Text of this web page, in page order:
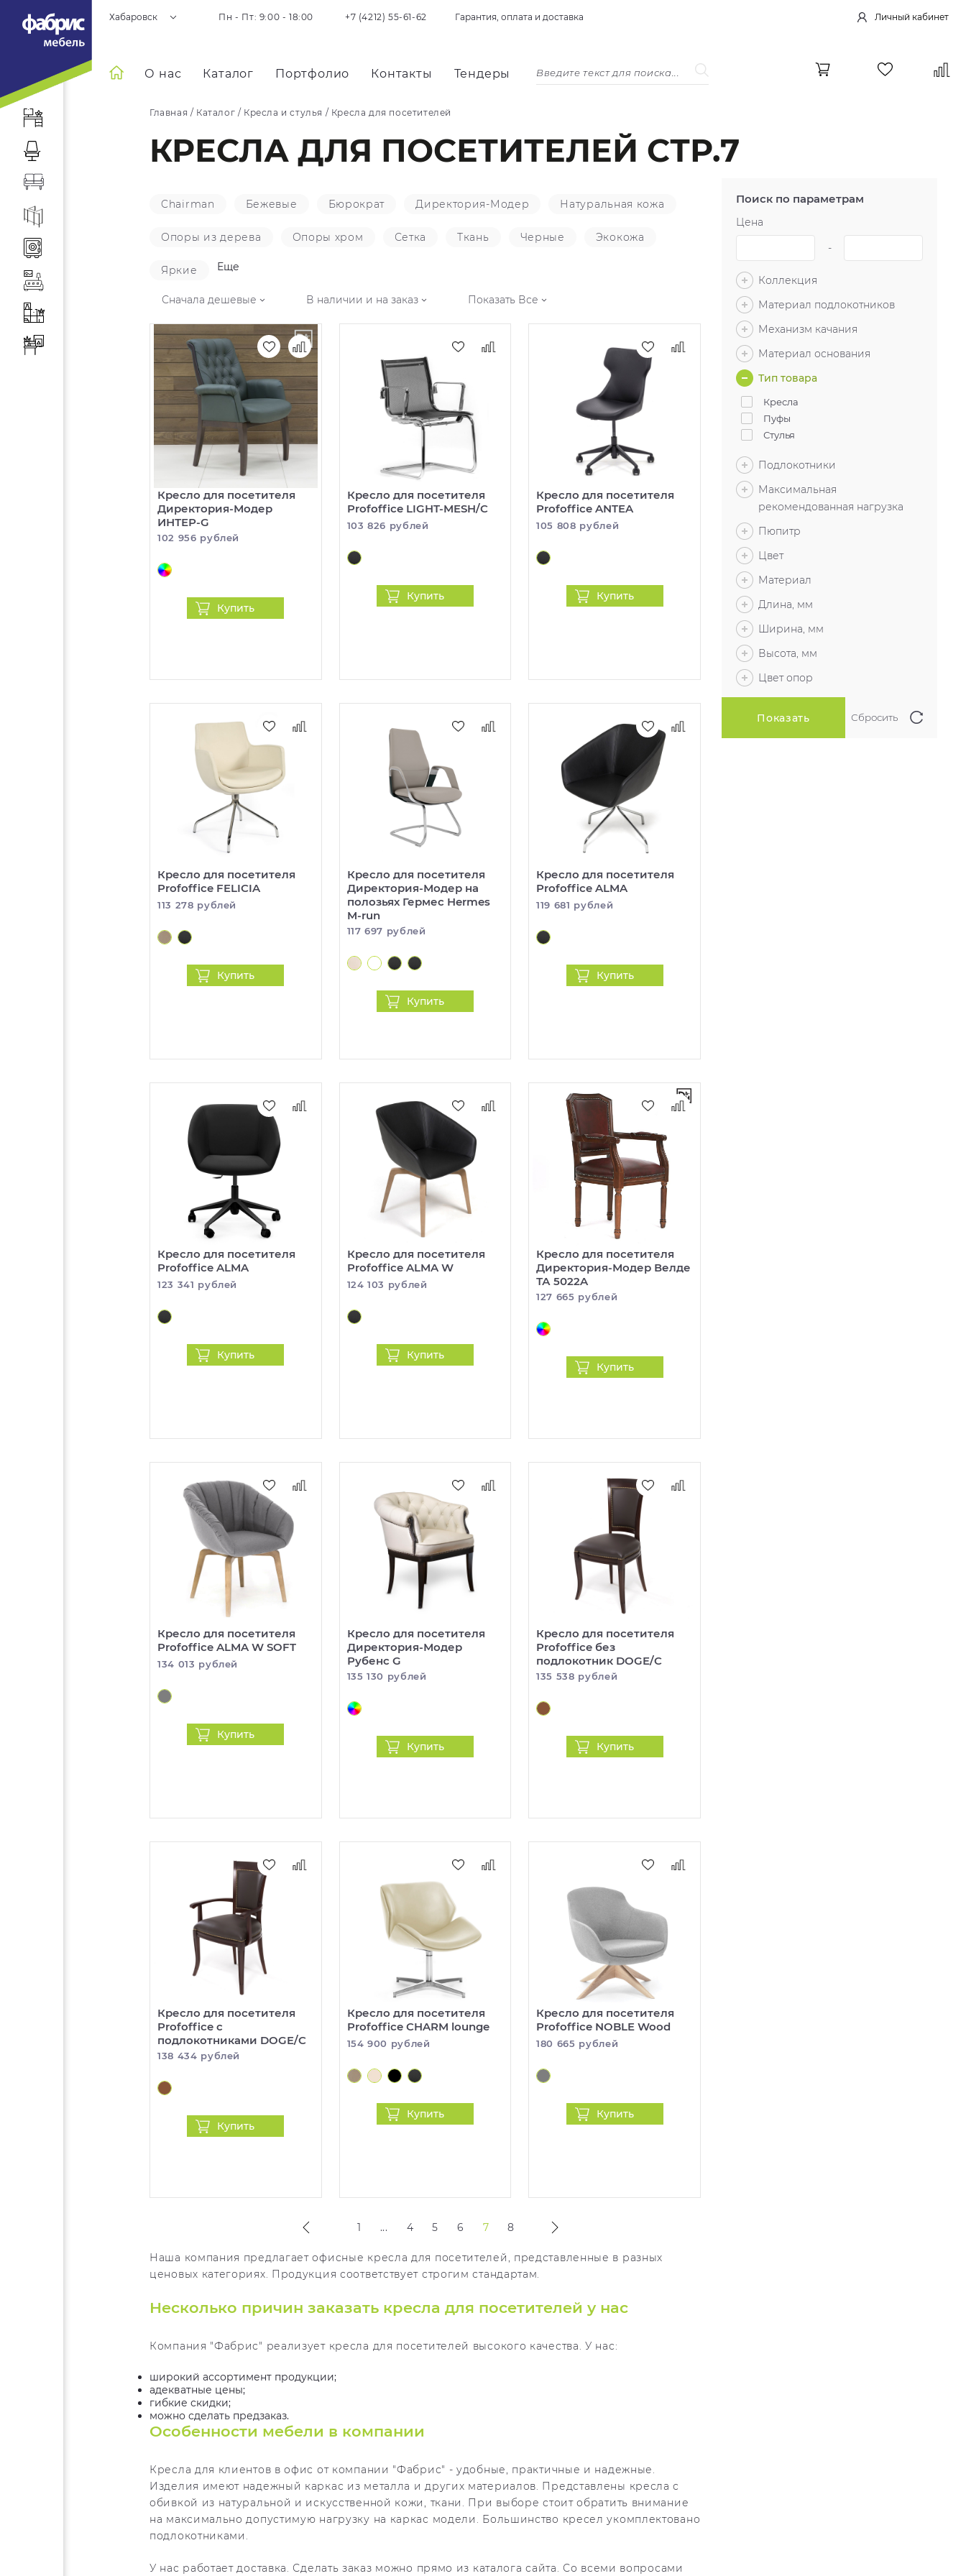
Хабаровск Пн - Пт: 9:00 - 18:00 +7 (4212) 55-61-62 Гарантия, оплата и доставка Личный кабинет
О нас Каталог Портфолио Контакты Тендеры
Главная / Каталог / Кресла и стулья / Кресла для посетителей
КРЕСЛА ДЛЯ ПОСЕТИТЕЛЕЙ СТР.7
Поиск по параметрам
Цена
-
Коллекция
Материал подлокотников
Механизм качания
Материал основания
Тип товара
Кресла
Пуфы
Стулья
Подлокотники
Максимальная
рекомендованная нагрузка
Пюпитр
Цвет
Материал
Длина, мм
Ширина, мм
Высота, мм
Цвет опор
Chairman Бежевые Бюрократ Директория-Модер Натуральная кожа
Опоры из дерева Опоры хром Сетка Ткань Черные Экокожа
Яркие Еще
Сначала дешевые В наличии и на заказ Показать Все
Кресло для посетителя
Директория-Модер
ИНТЕР-G
102 956 рублей
Купить
Кресло для посетителя
Profoffice LIGHT-MESH/C
103 826 рублей
Купить
Кресло для посетителя
Profoffice ANTEA
105 808 рублей
Купить
Кресло для посетителя
Profoffice FELICIA
113 278 рублей
Купить
Кресло для посетителя
Директория-Модер на
полозьях Гермес Hermes
M-run
117 697 рублей
Купить
Кресло для посетителя
Profoffice ALMA
119 681 рублей
Купить
Кресло для посетителя
Profoffice ALMA
123 341 рублей
Купить
Кресло для посетителя
Profoffice ALMA W
124 103 рублей
Купить
Кресло для посетителя
Директория-Модер Велде
ТА 5022A
127 665 рублей
Купить
Кресло для посетителя
Profoffice ALMA W SOFT
134 013 рублей
Купить
Кресло для посетителя
Директория-Модер
Рубенс G
135 130 рублей
Купить
Кресло для посетителя
Profoffice без
подлокотник DOGE/C
135 538 рублей
Купить
Кресло для посетителя
Profoffice с
подлокотниками DOGE/C
138 434 рублей
Купить
Кресло для посетителя
Profoffice CHARM lounge
154 900 рублей
Купить
Кресло для посетителя
Profoffice NOBLE Wood
180 665 рублей
Купить
1 ... 4 5 6 7 8
Наша компания предлагает офисные кресла для посетителей, представленные в разных
ценовых категориях. Продукция соответствует строгим стандартам.
Несколько причин заказать кресла для посетителей у нас
Компания "Фабрис" реализует кресла для посетителей высокого качества. У нас:
широкий ассортимент продукции;
адекватные цены;
гибкие скидки;
можно сделать предзаказ.
Особенности мебели в компании
Кресла для клиентов в офис от компании "Фабрис" - удобные, практичные и надежные.
Изделия имеют надежный каркас из металла и других материалов. Представлены кресла с
обивкой из натуральной и искусственной кожи, ткани. При выборе стоит обратить внимание
на максимально допустимую нагрузку на каркас модели. Большинство кресел укомплектовано
подлокотниками.
У нас работает доставка. Сделать заказ можно прямо из каталога сайта. Со всеми вопросами